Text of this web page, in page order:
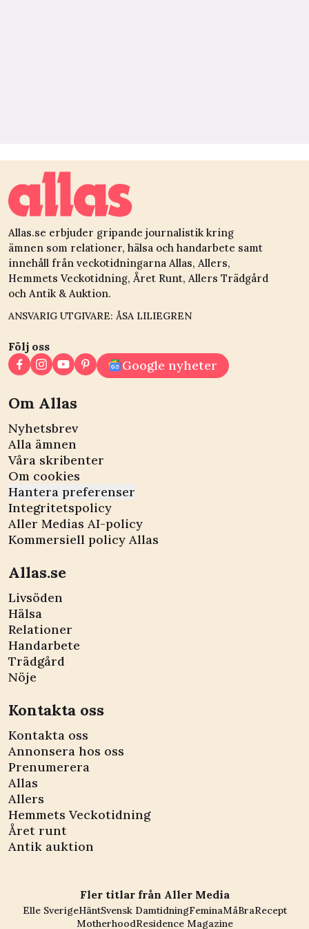
Allas.se erbjuder gripande journalistik kring
ämnen som relationer, hälsa och handarbete samt
innehåll från veckotidningarna Allas, Allers,
Hemmets Veckotidning, Året Runt, Allers Trädgård
och Antik & Auktion.
ANSVARIG UTGIVARE: ÅSA LILIEGREN
Följ oss
Google nyheter
Om Allas
Nyhetsbrev
Alla ämnen
Våra skribenter
Om cookies
Hantera preferenser
Integritetspolicy
Aller Medias AI-policy
Kommersiell policy Allas
Allas.se
Livsöden
Hälsa
Relationer
Handarbete
Trädgård
Nöje
Kontakta oss
Kontakta oss
Annonsera hos oss
Prenumerera
Allas
Allers
Hemmets Veckotidning
Året runt
Antik auktion
Fler titlar från Aller Media
Elle SverigeHäntSvensk DamtidningFeminaMåBraRecept
MotherhoodResidence Magazine